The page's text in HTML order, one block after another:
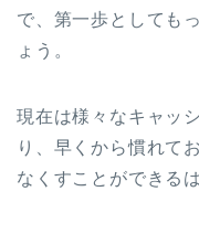
で、第一歩としても
ょう。
現在は様々なキャッ
り、早くから慣れて
なくすことができる